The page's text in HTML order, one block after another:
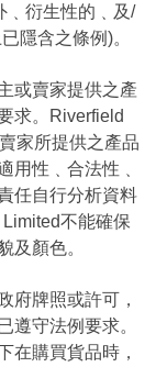
﹑衍生性的﹑及/
隱含之條例)。
或賣家提供之產
求。Riverfield
家所提供之產品
用性﹑合法性﹑
任自行分析資料
不能確保
及顏色。
府牌照或許可，
遵守法例要求。
在購買貨品時，